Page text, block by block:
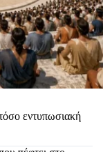
εντυπωσιακή